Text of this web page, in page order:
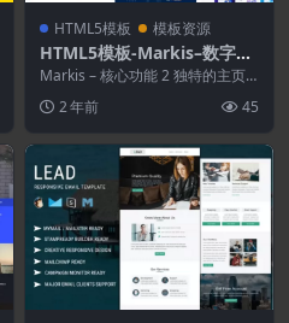
HTML5模板 模板资源
HTML5模板-Markis–数字市
场模板
Markis – 核心功能 2 独特的主页
2 年前 45